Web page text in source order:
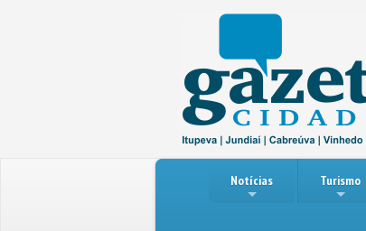
Notícias Turismo